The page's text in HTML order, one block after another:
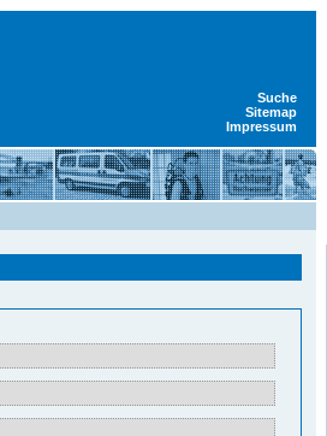
Suche
Sitemap
Impressum